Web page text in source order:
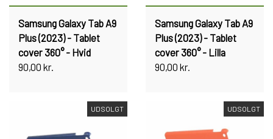
Samsung Galaxy Tab A9
Plus (2023) - Tablet
cover 360° - Hvid
90,00 kr.
Samsung Galaxy Tab A9
Plus (2023) - Tablet
cover 360° - Lilla
90,00 kr.
UDSOLGT UDSOLGT